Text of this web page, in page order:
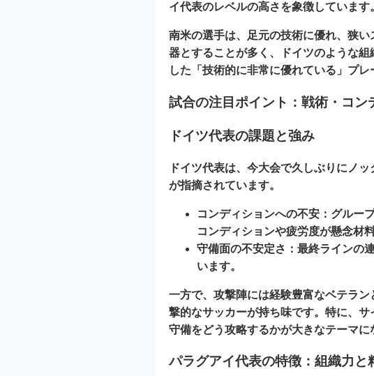
イ代表のレベルの高さを象徴しています
南米の選手は、足元の技術に優れ、狭
器とすることが多く、ドイツのような
した「技術的に非常に優れている」プ
試合の注目ポイント：戦術・コン
ドイツ代表の課題と強み
ドイツ代表は、今大会で久しぶりにノ
が指摘されています。
コンディションへの不安： グルー
コンディションや疲労度が懸念材
守備面の不安定さ： 最終ラインの
います。
一方で、攻撃陣には経験豊富なベテラ
撃的なサッカーが持ち味です。特に、
守備をどう攻略するかが大きなテーマに
パラグアイ代表の特徴：組織力と